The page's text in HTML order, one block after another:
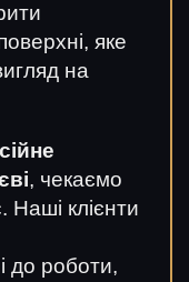
яке
на
, чекаємо
Наші клієнти
до роботи,